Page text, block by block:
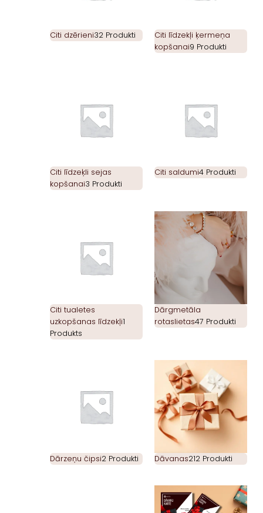
Citi dzērieni32 Produkti
Citi līdzekļi ķermeņa
kopšanai9 Produkti
Citi līdzeķli sejas
kopšanai3 Produkti
Citi saldumi4 Produkti
Citi tualetes
uzkopšanas līdzekļi1
Produkts
Dārgmetāla
rotaslietas47 Produkti
Dārzeņu čipsi2 Produkti Dāvanas212 Produkti